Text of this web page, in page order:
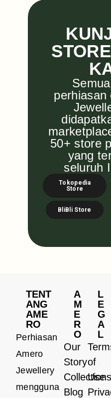
perhiasan
50+ store
yang
seluruh
BliBli Store
Tokopedia
Store
TENT
ANG
AME
RO
Perhiasan
Amero
Jewellery
mengguna
A
M
E
R
O
Our
Story
Collections
Blog
L
E
G
A
L
of
Use